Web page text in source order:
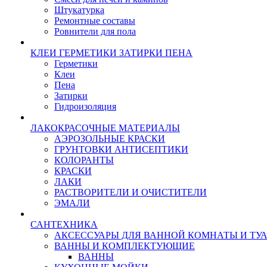
Штукатурка
Ремонтные составы
Ровнители для пола
КЛЕИ ГЕРМЕТИКИ ЗАТИРКИ ПЕНА
Герметики
Клеи
Пена
Затирки
Гидроизоляция
ЛАКОКРАСОЧНЫЕ МАТЕРИАЛЫ
АЭРОЗОЛЬНЫЕ КРАСКИ
ГРУНТОВКИ АНТИСЕПТИКИ
КОЛОРАНТЫ
КРАСКИ
ЛАКИ
РАСТВОРИТЕЛИ И ОЧИСТИТЕЛИ
ЭМАЛИ
САНТЕХНИКА
АКСЕССУАРЫ ДЛЯ ВАННОЙ КОМНАТЫ И
ВАННЫ И КОМПЛЕКТУЮЩИЕ
ВАННЫ